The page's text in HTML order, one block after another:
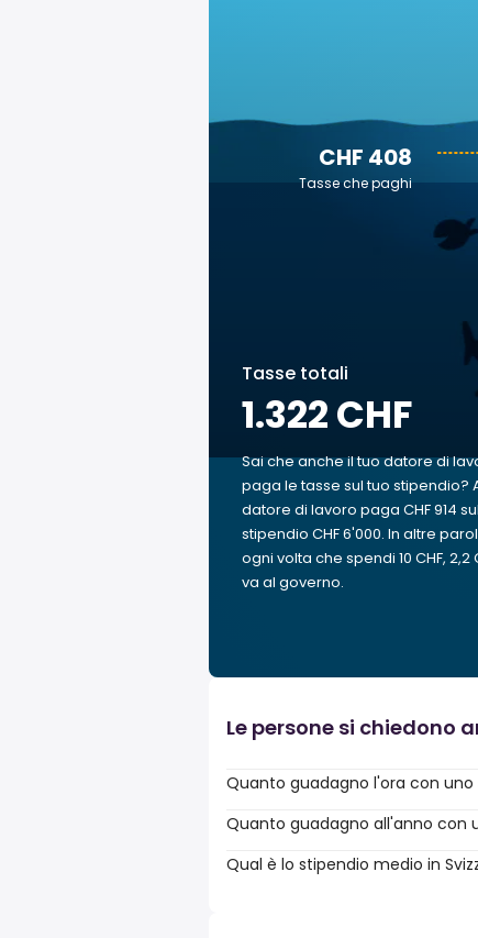
CHF 408
Tasse che paghi
Tasse totali
1.322 CHF
Sai che anche il tuo datore di
paga le tasse sul tuo stipendio?
datore di lavoro paga CHF 914
stipendio CHF 6'000. In altre
ogni volta che spendi 10 CHF, 2,2
va al governo.
Le persone si chiedono
Quanto guadagno l'ora con uno
Quanto guadagno all'anno con
Qual è lo stipendio medio in